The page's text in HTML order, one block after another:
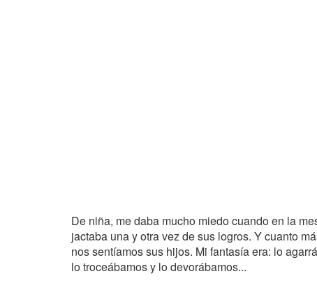
De niña, me daba mucho miedo cuando en la
jactaba una y otra vez de sus logros. Y cuanto
nos sentíamos sus hijos. Mi fantasía era: lo
lo troceábamos y lo devorábamos...